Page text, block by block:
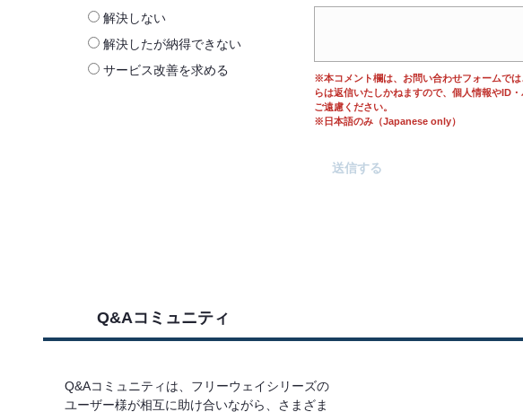
解決しない
解決したが納得できない
サービス改善を求める
※本コメント欄は、お問い合わせフォームで
らは返信いたしかねますので、個人情報やID
ご遠慮ください。
※日本語のみ（Japanese only）
Q&Aコミュニティ
Q&Aコミュニティは、フリーウェイシリーズの
ユーザー様が相互に助け合いながら、さまざま